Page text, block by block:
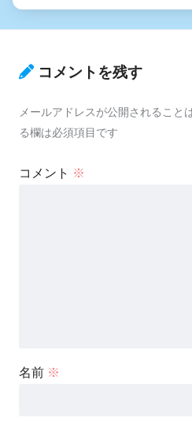
コメントを残す
メールアドレスが公開されること
る欄は必須項目です
コメント ※
名前 ※